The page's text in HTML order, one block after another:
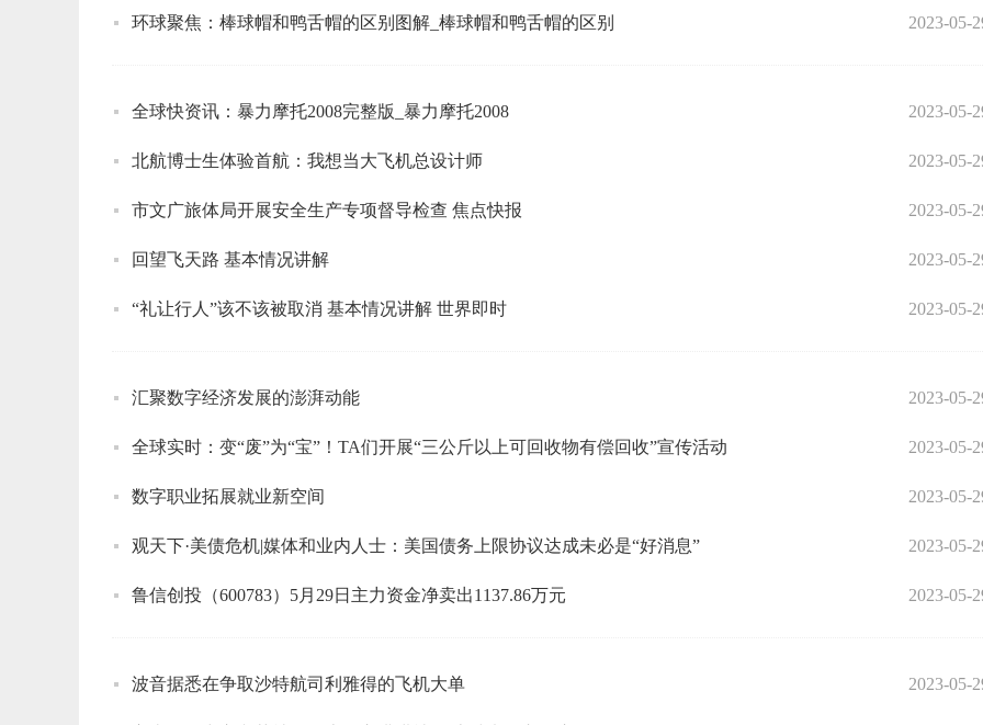
环球聚焦：棒球帽和鸭舌帽的区别图解_棒球帽和鸭舌帽的区别 2023-05-
全球快资讯：暴力摩托2008完整版_暴力摩托2008 2023-05-
北航博士生体验首航：我想当大飞机总设计师 2023-05-
市文广旅体局开展安全生产专项督导检查 焦点快报 2023-05-
回望飞天路 基本情况讲解 2023-05-
“礼让行人”该不该被取消 基本情况讲解 世界即时 2023-05-
汇聚数字经济发展的澎湃动能 2023-05-
全球实时：变“废”为“宝”！TA们开展“三公斤以上可回收物有偿回收”宣传活动 2023-05-
数字职业拓展就业新空间 2023-05-
观天下·美债危机|媒体和业内人士：美国债务上限协议达成未必是“好消息” 2023-05-
鲁信创投（600783）5月29日主力资金净卖出1137.86万元 2023-05-
波音据悉在争取沙特航司利雅得的飞机大单 2023-05-